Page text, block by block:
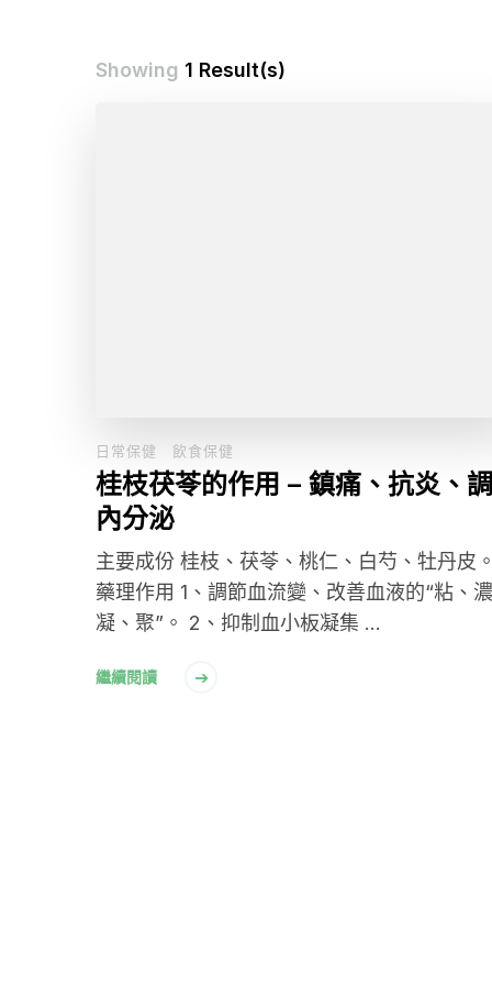
Showing 1 Result(s)
日常保健 飲食保健
桂枝茯苓的作用 – 鎮痛、抗炎、
內分泌
主要成份 桂枝、茯苓、桃仁、白芍、牡丹皮
藥理作用 1、調節血流變、改善血液的“粘、
凝、聚”。 2、抑制血小板凝集 …
繼續閱讀